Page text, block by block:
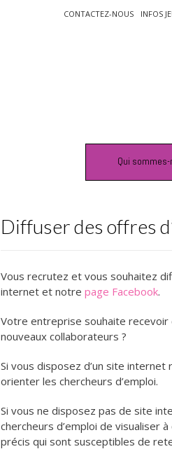
CONTACTEZ-NOUS INFOS
Qui sommes-
Diffuser des offres
Vous recrutez et vous souhaitez
internet et notre page Facebook.
Votre entreprise souhaite
nouveaux collaborateurs ?
Si vous disposez d’un site
orienter les chercheurs d’emploi.
Si vous ne disposez pas de site
chercheurs d’emploi de visualiser
précis qui sont susceptibles de